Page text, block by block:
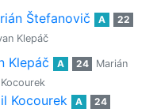
Štefanovič A
22
Klepáč
Klepáč A 24
Marián
Kocourek A
24